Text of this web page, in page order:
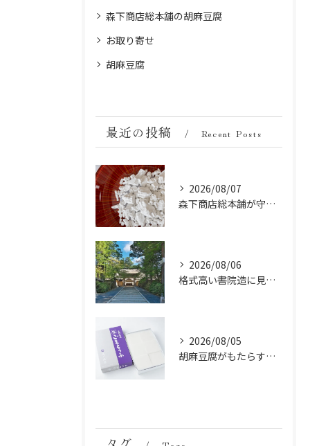
森下商店総本舗の胡麻豆腐
お取り寄せ
胡麻豆腐
最近の投稿 Recent Posts
2026/08/07
森下商店総本舗が守り続ける伝統の胡麻豆腐に使う吉野葛の純度と効能
2026/08/06
格式高い書院造に見る金剛峯寺の中世から近世への変遷
2026/08/05
胡麻豆腐がもたらす美肌の秘密：ビタミンEと抗酸化成分の力